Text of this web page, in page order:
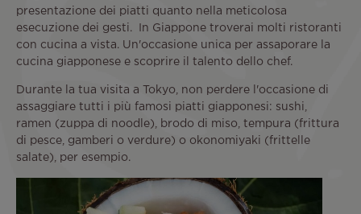
presentazione dei piatti quanto nella meticolosa
esecuzione dei gesti. In Giappone troverai molti ristoranti
con cucina a vista. Un'occasione unica per assaporare la
cucina giapponese e scoprire il talento dello chef.
Durante la tua visita a Tokyo, non perdere l'occasione di
assaggiare tutti i più famosi piatti giapponesi: sushi,
ramen (zuppa di noodle), brodo di miso, tempura (frittura
di pesce, gamberi o verdure) o okonomiyaki (frittelle
salate), per esempio.